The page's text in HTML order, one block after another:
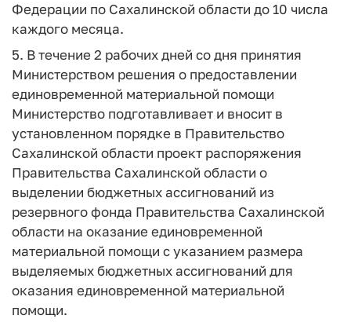
Федерации по Сахалинской области до 10 числа
каждого месяца.
5. В течение 2 рабочих дней со дня принятия
Министерством решения о предоставлении
единовременной материальной помощи
Министерство подготавливает и вносит в
установленном порядке в Правительство
Сахалинской области проект распоряжения
Правительства Сахалинской области о
выделении бюджетных ассигнований из
резервного фонда Правительства Сахалинской
области на оказание единовременной
материальной помощи с указанием размера
выделяемых бюджетных ассигнований для
оказания единовременной материальной
помощи.